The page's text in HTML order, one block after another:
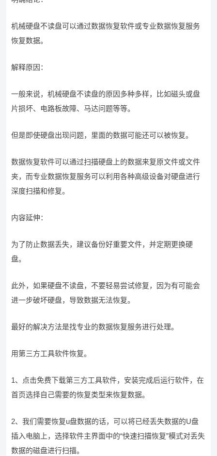
机械硬盘不读盘可以通过数据恢复软件或专业数据恢复服务
恢复数据。
解释原因：
一般来说，机械硬盘不读盘的原因多种多样，比如磁头或盘
片损坏、电路板故障、马达问题等等。
但是即使硬盘出现问题，里面的数据可能还可以被恢复。
数据恢复软件可以通过扫描硬盘上的数据来复原文件或文件
夹，而专业数据恢复服务可以利用各种高级设备对硬盘进行
深度扫描和修复。
内容延伸：
为了防止数据丢失，建议备份好重要文件，并定期更换硬
盘。
此外，如果硬盘不读盘，不要轻易尝试修复，因为有可能会
进一步破坏硬盘，导致数据无法恢复。
最好的解决方法是找专业的数据恢复服务进行处理。
用第三方工具软件恢复。
1、点击免费下载第三方工具软件，安装完成后运行软件，在
首页选择自己需要的恢复类型来恢复数据。
2、我们需要恢复u盘数据的话，可以将已经丢失数据的U盘
插入电脑上，选择软件主界面中的“快速扫描恢复”模式对丢失
数据的磁盘进行扫描。